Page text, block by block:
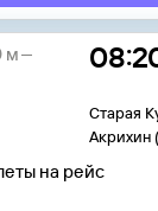
Старая
Акрихин
м
на рейс